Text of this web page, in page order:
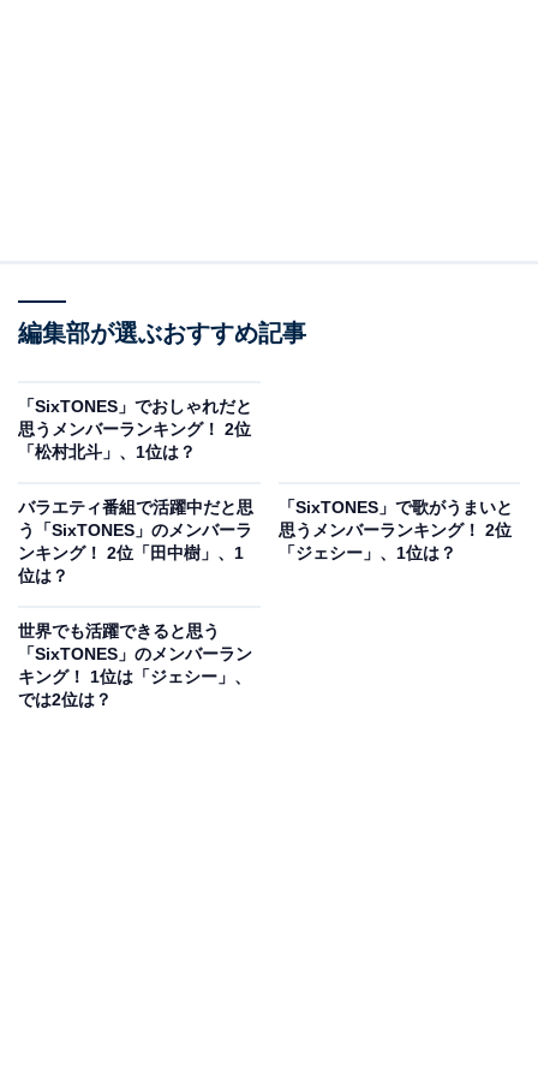
務所へ入所した森本さんは、2007年放送のドラマ『受験
の神様』（日本テレビ系）にいきなり出演。その後も舞
台やドラマへコンスタントに出演し、2009年の『スノー
演を担当します。
ドラマ作品としては、これまで『GTO』（カンテレ・フ
編集部が選ぶおすすめ記事
「SixTONES」でおしゃれだと
思うメンバーランキング！ 2位
「松村北斗」、1位は？
バラエティ番組で活躍中だと思
う「SixTONES」のメンバーラ
ンキング！ 2位「田中樹」、1
位は？
「SixTONES」で歌がうまいと
思うメンバーランキング！ 2位
「ジェシー」、1位は？
世界でも活躍できると思う
「SixTONES」のメンバーラン
キング！ 1位は「ジェシー」、
では2位は？